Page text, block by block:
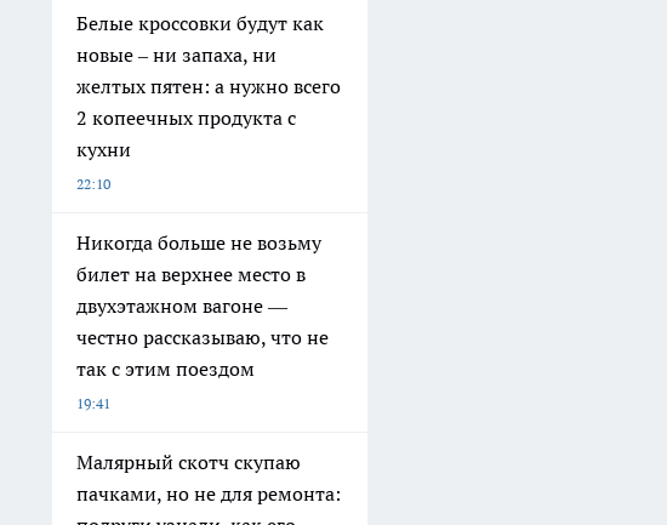
Белые кроссовки будут как
новые – ни запаха, ни
желтых пятен: а нужно всего
2 копеечных продукта с
кухни
22:10
Никогда больше не возьму
билет на верхнее место в
двухэтажном вагоне —
честно рассказываю, что не
так с этим поездом
19:41
Малярный скотч скупаю
пачками, но не для ремонта: